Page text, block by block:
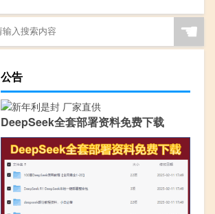
☚
公告
DeepSeek全套部署资料免费下载